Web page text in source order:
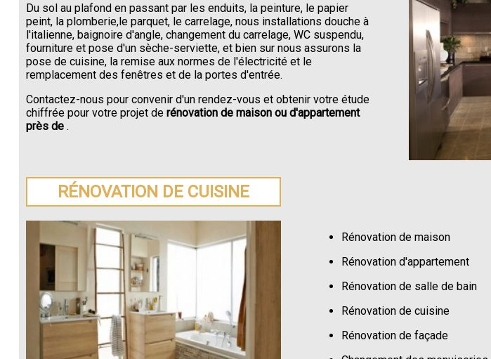
Du sol au plafond en passant par les enduits, la peinture, le papier
peint, la plomberie,le parquet, le carrelage, nous installations douche à
l'italienne, baignoire d'angle, changement du carrelage, WC suspendu,
fourniture et pose d'un sèche-serviette, et bien sur nous assurons la
pose de cuisine, la remise aux normes de l'électricité et le
remplacement des fenêtres et de la portes d'entrée.
Contactez-nous pour convenir d'un rendez-vous et obtenir votre étude
chiffrée pour votre projet derénovation de maison ou d'appartement
près de .
RÉNOVATION DE CUISINE
Rénovation de maison
Rénovation d'appartement
Rénovation de salle de bain
Rénovation de cuisine
Rénovation de façade